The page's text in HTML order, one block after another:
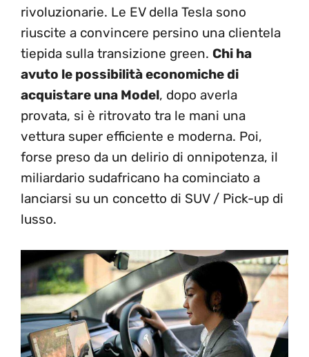
rivoluzionarie. Le EV della Tesla sono
riuscite a convincere persino una clientela
tiepida sulla transizione green. Chi ha
avuto le possibilità economiche di
acquistare una Model, dopo averla
provata, si è ritrovato tra le mani una
vettura super efficiente e moderna. Poi,
forse preso da un delirio di onnipotenza, il
miliardario sudafricano ha cominciato a
lanciarsi su un concetto di SUV / Pick-up di
lusso.